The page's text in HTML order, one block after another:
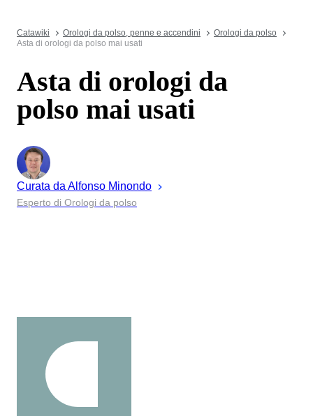
Catawiki Orologi da polso, penne e accendini
Orologi da polso
Asta di orologi da polso mai usati
Asta di orologi da
polso mai usati
Curata da Alfonso Minondo
Esperto di Orologi da polso